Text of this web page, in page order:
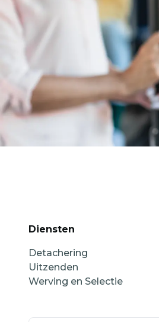
Diensten
Detachering
Uitzenden
Werving en Selectie